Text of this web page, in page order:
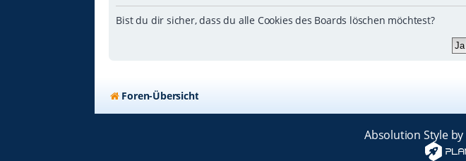
Bist du dir sicher, dass du alle Cookies des Boards löschen möchtest?
Foren-Übersicht
Absolution Style by